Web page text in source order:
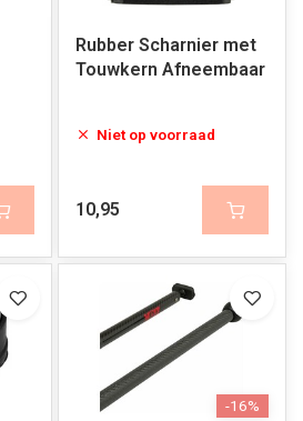
Rubber Scharnier met
Touwkern Afneembaar
Niet op voorraad
10,95
-16%